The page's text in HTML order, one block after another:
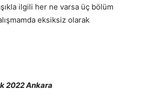
ilgili her ne varsa üç bölüm
eksiksiz olarak
2022 Ankara